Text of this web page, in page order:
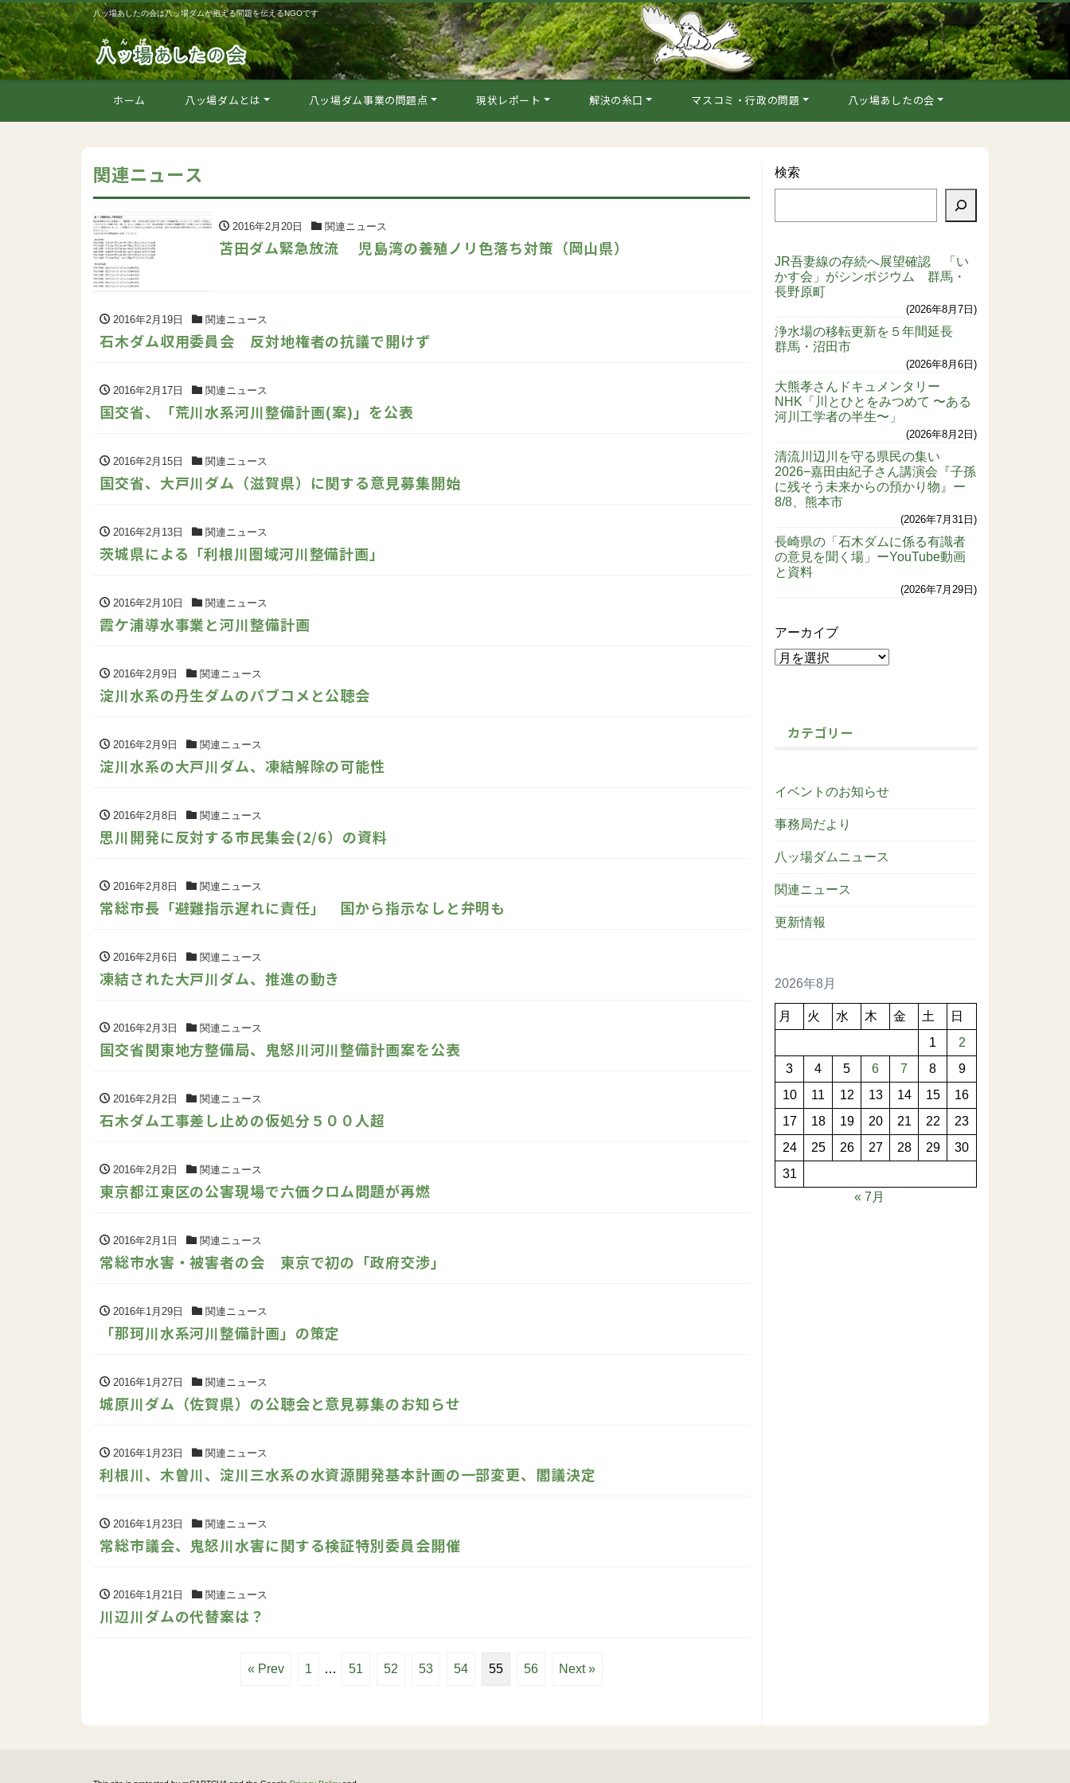
八ッ場あしたの会は八ッ場ダムが抱える問題を伝えるNGOです
ホーム 八ッ場ダムとは 八ッ場ダム事業の問題点 現状レポート 解決の糸口 マスコミ・行政の問題 八ッ場あしたの会
関連ニュース
2016年2月20日 関連ニュース
苫田ダム緊急放流 児島湾の養殖ノリ色落ち対策（岡山県）
2016年2月19日 関連ニュース
石木ダム収用委員会 反対地権者の抗議で開けず
2016年2月17日 関連ニュース
国交省、「荒川水系河川整備計画(案)」を公表
2016年2月15日 関連ニュース
国交省、大戸川ダム（滋賀県）に関する意見募集開始
2016年2月13日 関連ニュース
茨城県による「利根川圏域河川整備計画」
2016年2月10日 関連ニュース
霞ケ浦導水事業と河川整備計画
2016年2月9日 関連ニュース
淀川水系の丹生ダムのパブコメと公聴会
2016年2月9日 関連ニュース
淀川水系の大戸川ダム、凍結解除の可能性
2016年2月8日 関連ニュース
思川開発に反対する市民集会(2/6）の資料
2016年2月8日 関連ニュース
常総市長「避難指示遅れに責任」 国から指示なしと弁明も
2016年2月6日 関連ニュース
凍結された大戸川ダム、推進の動き
2016年2月3日 関連ニュース
国交省関東地方整備局、鬼怒川河川整備計画案を公表
2016年2月2日 関連ニュース
石木ダム工事差し止めの仮処分５００人超
2016年2月2日 関連ニュース
東京都江東区の公害現場で六価クロム問題が再燃
2016年2月1日 関連ニュース
常総市水害・被害者の会 東京で初の「政府交渉」
2016年1月29日 関連ニュース
「那珂川水系河川整備計画」の策定
2016年1月27日 関連ニュース
城原川ダム（佐賀県）の公聴会と意見募集のお知らせ
2016年1月23日 関連ニュース
利根川、木曽川、淀川三水系の水資源開発基本計画の一部変更、閣議決定
2016年1月23日 関連ニュース
常総市議会、鬼怒川水害に関する検証特別委員会開催
2016年1月21日 関連ニュース
川辺川ダムの代替案は？
« Prev 1 … 51 52 53 54 55 56 Next »
検索
JR吾妻線の存続へ展望確認 「い
かす会」がシンポジウム 群馬・
長野原町
2026年8月7日
浄水場の移転更新を５年間延長
群馬・沼田市
2026年8月6日
大熊孝さんドキュメンタリー
NHK「川とひとをみつめて 〜ある
河川工学者の半生〜」
2026年8月2日
清流川辺川を守る県民の集い
2026−嘉田由紀子さん講演会『子孫
に残そう未来からの預かり物』ー
8/8、熊本市
2026年7月31日
長崎県の「石木ダムに係る有識者
の意見を聞く場」ーYouTube動画
と資料
2026年7月29日
アーカイブ
カテゴリー
イベントのお知らせ
事務局だより
八ッ場ダムニュース
関連ニュース
更新情報
2026年8月
月 火 水 木 金 土
日
1
2
3
4 5 6 7 8
9
10
11 12 13 14 15
16
17
18 19 20 21 22
23
24
25 26 27 28 29
30
31
« 7月